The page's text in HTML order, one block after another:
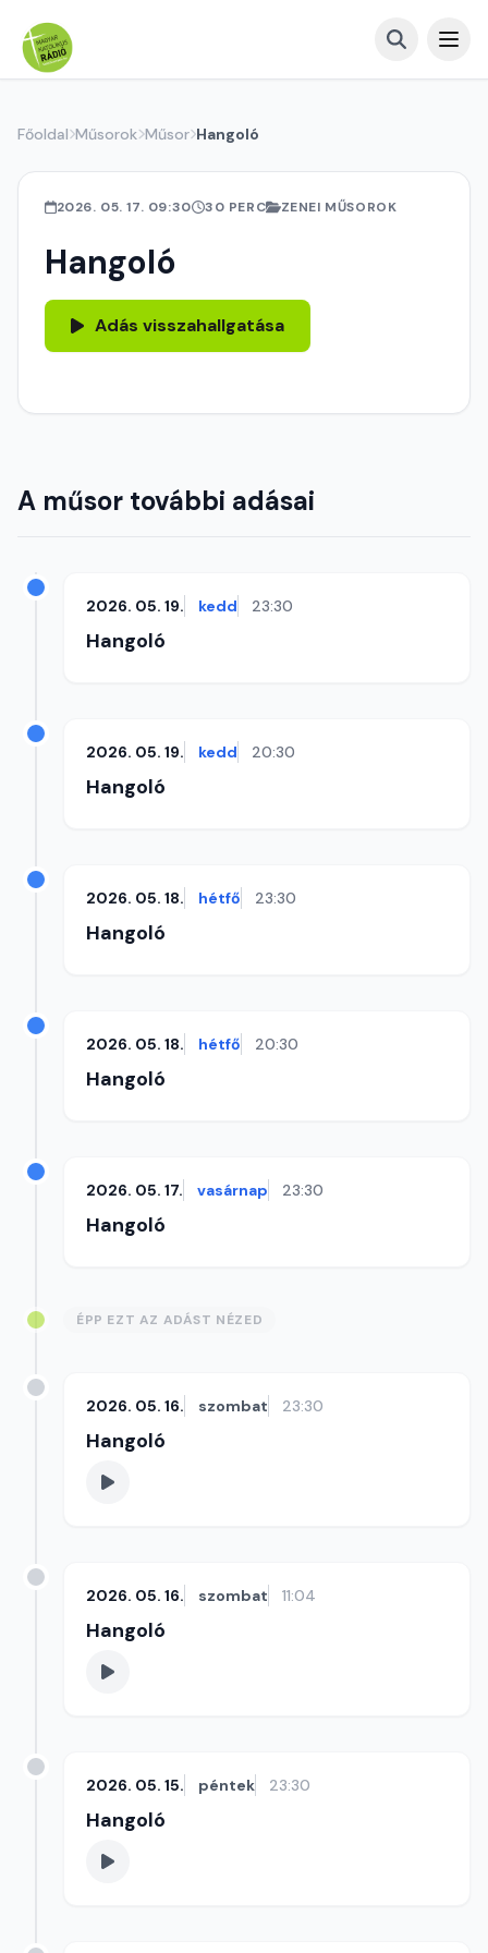
Főoldal Műsorok Műsor Hangoló
2026. 05. 17. 09:30 30 PERC ZENEI MŰSOROK
Hangoló
Adás visszahallgatása
A műsor további adásai
2026. 05. 19. kedd 23:30
Hangoló
2026. 05. 19. kedd 20:30
Hangoló
2026. 05. 18. hétfő 23:30
Hangoló
2026. 05. 18. hétfő 20:30
Hangoló
2026. 05. 17. vasárnap 23:30
Hangoló
ÉPP EZT AZ ADÁST NÉZED
2026. 05. 16. szombat 23:30
Hangoló
2026. 05. 16. szombat 11:04
Hangoló
2026. 05. 15. péntek 23:30
Hangoló